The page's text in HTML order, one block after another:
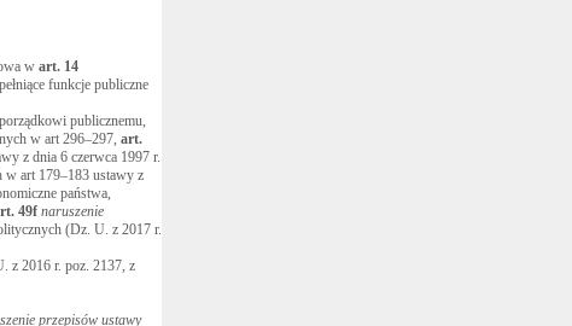
w art. 14
funkcje publiczne
publicznemu,
w art 296–297, art.
z dnia 6 czerwca 1997 r.
w art 179–183 ustawy z
państwa,
49f naruszenie
(Dz. U. z 2017 r.
z 2016 r. poz. 2137, z
przepisów ustawy